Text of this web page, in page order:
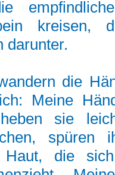
kreisen,
darunter.
die
Meine
sie
Haut, die